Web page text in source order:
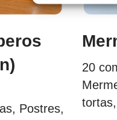
, Postres,
20